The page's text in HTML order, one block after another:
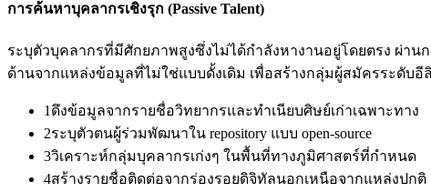
การค้นหาบุคลากรเชิงรุก (Passive Talent)
ระบุตัวบุคลากรที่มีศักยภาพสูงซึ่งไม่ได้กำลังหางานอยู่โดยตรง ผ่า
ด้านจากแหล่งข้อมูลที่ไม่ใช่แบบดั้งเดิม เพื่อสร้างกลุ่มผู้สมัครระดับ
1 ดึงข้อมูลจากรายชื่อวิทยากรและทำเนียบศิษย์เก่าเฉพาะทาง
2ระบุตัวตนผู้ร่วมพัฒนาใน repository แบบ open-source
3วิเคราะห์กลุ่มบุคลากรเก่งๆ ในพื้นที่ทางภูมิศาสตร์ที่กำหนด
4สร้างรายชื่อติดต่อจากร่องรอยดิจิทัลนอกเหนือจากแหล่งปกติ